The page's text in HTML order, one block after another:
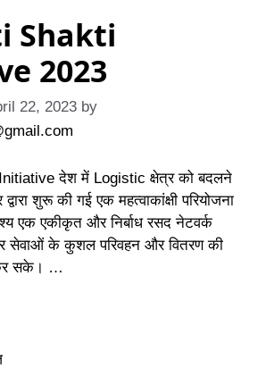
Shakti
2023
22, 2023 by
देश में Logistic क्षेत्र को बदलने
शुरू की गई एक महत्वाकांक्षी परियोजना
एक एकीकृत और निर्बाध रसद नेटवर्क
सेवाओं के कुशल परिवहन और वितरण की
कर सके। …